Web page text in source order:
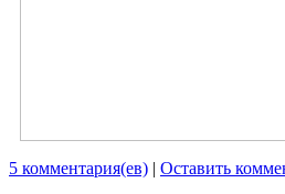
5 комментария(ев) | Оставить